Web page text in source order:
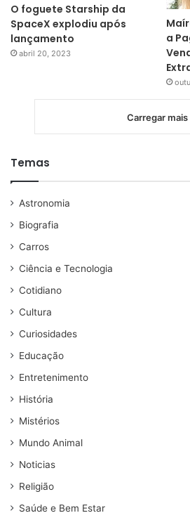
O foguete Starship da
SpaceX explodiu após
lançamento
abril 20, 2023
a
Carregar mais
Temas
Astronomia
Biografia
Carros
Ciência e Tecnologia
Cotidiano
Cultura
Curiosidades
Educação
Entretenimento
História
Mistérios
Mundo Animal
Noticias
Religião
Saúde e Bem Estar